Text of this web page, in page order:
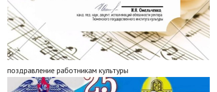
поздравление работникам культуры